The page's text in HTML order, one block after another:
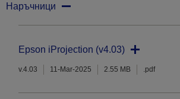
Наръчници
Epson iProjection (v4.03)
v.4.03 11-Mar-2025 2.55 MB .pdf